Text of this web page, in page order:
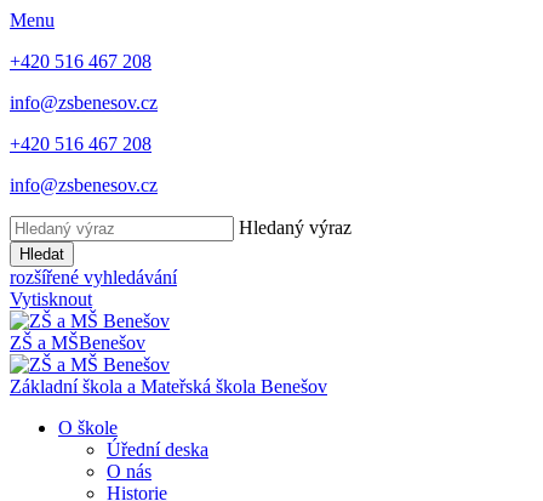
Menu
+420 516 467 208
info@zsbenesov.cz
+420 516 467 208
info@zsbenesov.cz
Hledaný výraz
Hledat
rozšířené vyhledávání
Vytisknout
ZŠ a MŠBenešov
Základní škola a Mateřská škola Benešov
O škole
Úřední deska
O nás
Historie